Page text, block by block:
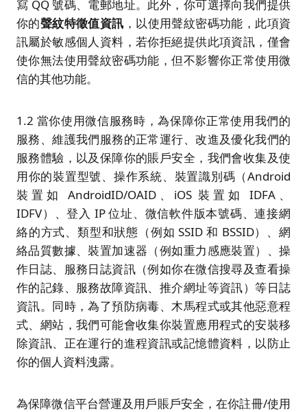
寫 QQ 號碼、電郵地址。此外，你可選擇向我們提供
你的聲紋特徵值資訊 ，以使用聲紋密碼功能，此項資
訊屬於敏感個人資料，若你拒絕提供此項資訊，僅會
使你無法使用聲紋密碼功能，但不影響你正常使用微
信的其他功能。
1.2 當你使用微信服務時，為保障你正常使用我們的
服務、維護我們服務的正常運行、改進及優化我們的
服務體驗，以及保障你的賬戶安全，我們會收集及使
用你的裝置型號、操作系統、裝置識別碼（Android
裝置如 AndroidID/OAID、iOS 裝置如 IDFA、
IDFV）、登入 IP 位址、微信軟件版本號碼、連接網
絡的方式、類型和狀態（例如 SSID 和 BSSID）、網
絡品質數據、裝置加速器（例如重力感應裝置）、操
作日誌、服務日誌資訊（例如你在微信搜尋及查看操
作的記錄、服務故障資訊、推介網址等資訊）等日誌
資訊。同時，為了預防病毒、木馬程式或其他惡意程
式、網站，我們可能會收集你裝置應用程式的安裝移
除資訊、正在運行的進程資訊或記憶體資料，以防止
你的個人資料洩露。
為保障微信平台營運及用戶賬戶安全，在你註冊/使用